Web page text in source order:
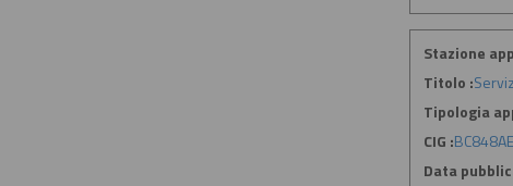
Stazione
Titolo :
Tipologia
CIG :
Data